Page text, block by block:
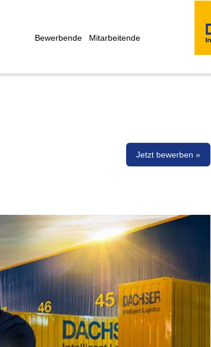
Bewerbende Mitarbeitende
Jetzt bewerben »